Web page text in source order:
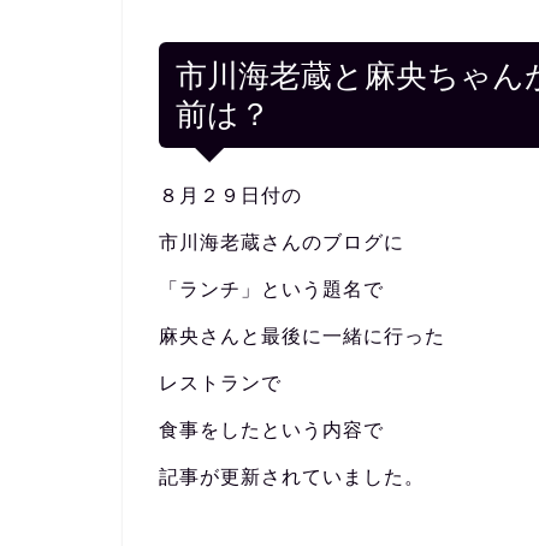
市川海老蔵と麻央ちゃ
前は？
８月２９日付の
市川海老蔵さんのブログに
「ランチ」という題名で
麻央さんと最後に一緒に行った
レストランで
食事をしたという内容で
記事が更新されていました。